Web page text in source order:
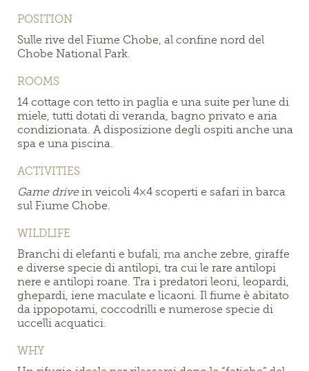
POSITION
Sulle rive del Fiume Chobe, al confine nord del
Chobe National Park.
ROOMS
14 cottage con tetto in paglia e una suite per lune di
miele, tutti dotati di veranda, bagno privato e aria
condizionata. A disposizione degli ospiti anche una
spa e una piscina.
ACTIVITIES
Game drivein veicoli 4×4 scoperti e safari in barca
sul Fiume Chobe.
WILDLIFE
Branchi di elefanti e bufali, ma anche zebre, giraffe
e diverse specie di antilopi, tra cui le rare antilopi
nere e antilopi roane. Tra i predatori leoni, leopardi,
ghepardi, iene maculate e licaoni. Il fiume è abitato
da ippopotami, coccodrilli e numerose specie di
uccelli acquatici.
WHY